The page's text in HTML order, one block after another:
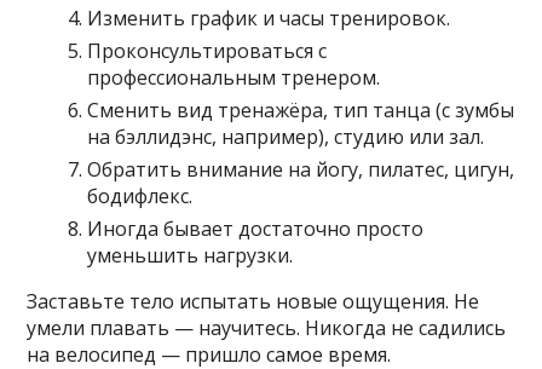
Изменить график и часы тренировок.
Проконсультироваться с
профессиональным тренером.
Сменить вид тренажёра, тип танца (с зумбы
на бэллидэнс, например), студию или зал.
Обратить внимание на йогу, пилатес, цигун,
бодифлекс.
Иногда бывает достаточно просто
уменьшить нагрузки.
Заставьте тело испытать новые ощущения. Не
умели плавать — научитесь. Никогда не садились
на велосипед — пришло самое время.